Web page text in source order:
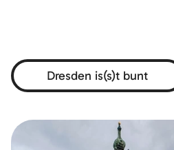
Dresden is(s)t bunt